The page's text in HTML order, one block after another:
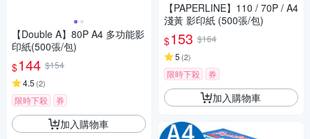
【Double A】80P A4 多功能影
印紙(500張/包)
$144 $154
4.5 (2)
限時下殺 券
加入購物車
【PAPERLINE】110 / 70P / A4
淺黃 影印紙 (500張/包)
$153 $164
5 (2)
限時下殺 券
加入購物車